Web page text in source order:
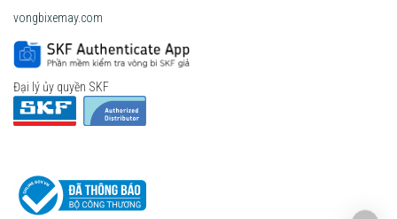
vongbixemay.com
Đại lý ủy quyền SKF